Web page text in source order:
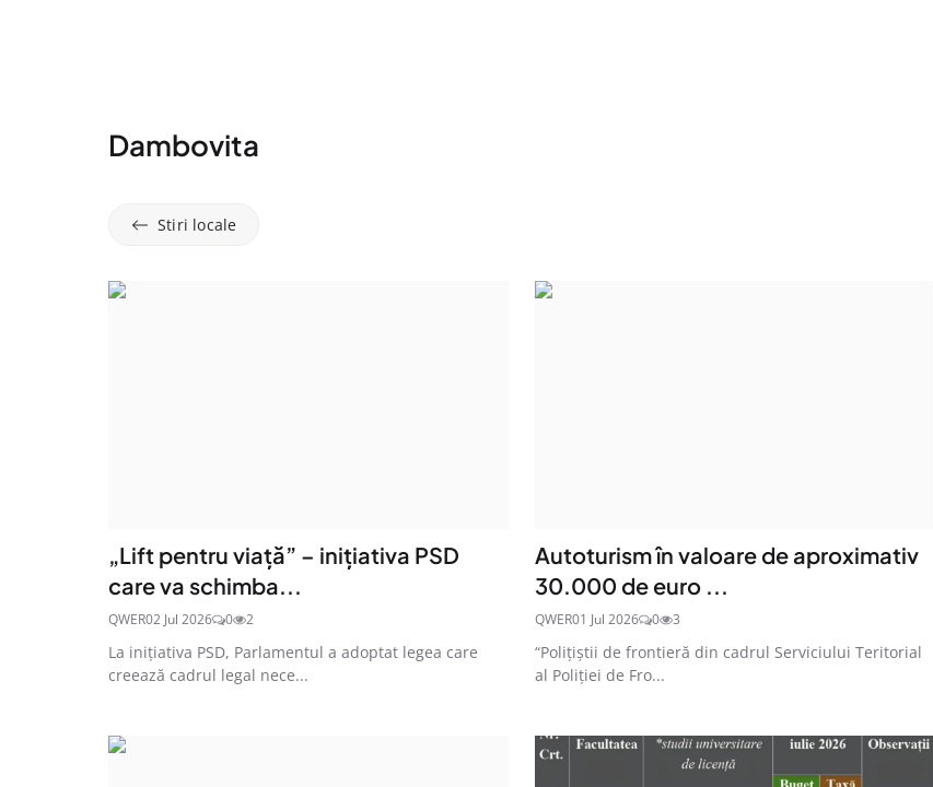
Dambovita
Stiri locale
„Lift pentru viață” – inițiativa PSD
care va schimba...
QWER02 Jul 2026 0 2
La inițiativa PSD, Parlamentul a adoptat legea care
creează cadrul legal nece...
Autoturism în valoare de aproximativ
30.000 de euro ...
QWER01 Jul 2026 0 3
“Polițiștii de frontieră din cadrul Serviciului Teritorial
al Poliției de Fro...